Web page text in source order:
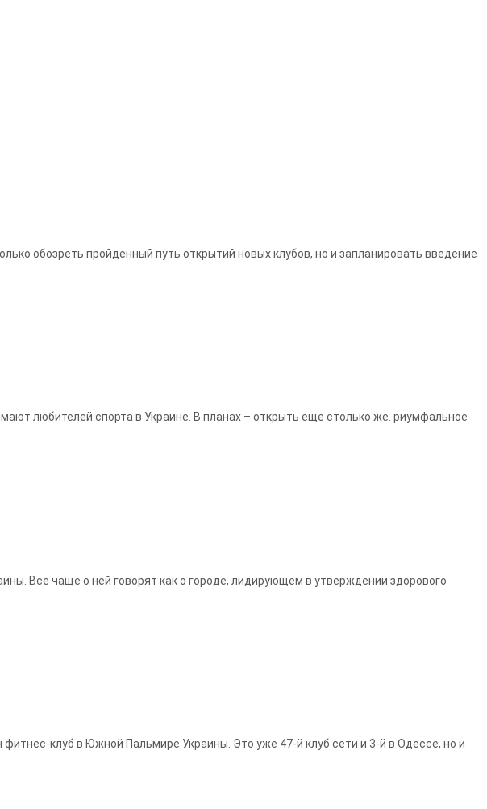
обозреть пройденный путь открытий новых клубов, но и запланировать введение
любителей спорта в Украине. В планах – открыть еще столько же. риумфальное
Все чаще о ней говорят как о городе, лидирующем в утверждении здорового
клуб в Южной Пальмире Украины. Это уже 47-й клуб сети и 3-й в Одессе, но и